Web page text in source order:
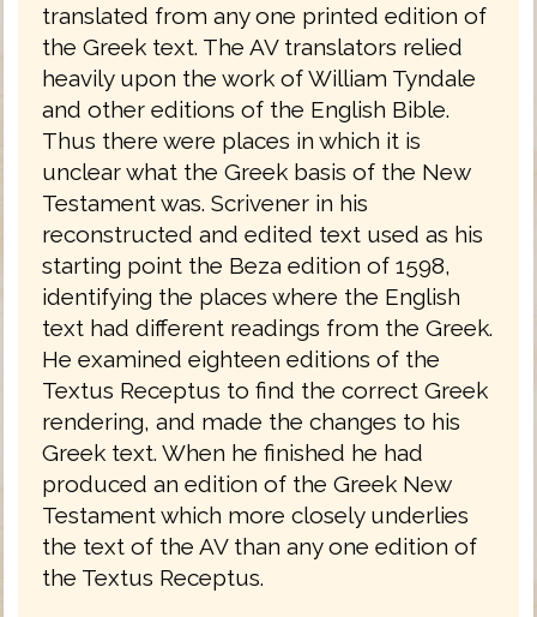
translated from any one printed edition of
the Greek text. The AV translators relied
heavily upon the work of William Tyndale
and other editions of the English Bible.
Thus there were places in which it is
unclear what the Greek basis of the New
Testament was. Scrivener in his
reconstructed and edited text used as his
starting point the Beza edition of 1598,
identifying the places where the English
text had different readings from the Greek.
He examined eighteen editions of the
Textus Receptus to find the correct Greek
rendering, and made the changes to his
Greek text. When he finished he had
produced an edition of the Greek New
Testament which more closely underlies
the text of the AV than any one edition of
the Textus Receptus.